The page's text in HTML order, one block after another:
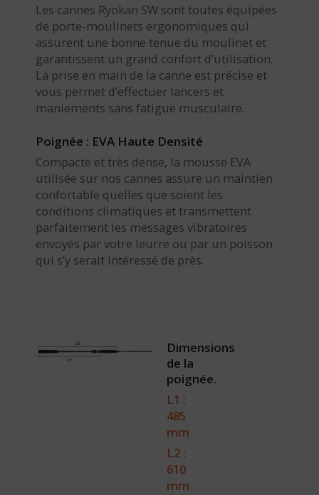
Les cannes Ryokan SW sont toutes équipées
de porte-moulinets ergonomiques qui
assurent une bonne tenue du moulinet et
garantissent un grand confort d’utilisation.
La prise en main de la canne est précise et
vous permet d’effectuer lancers et
maniements sans fatigue musculaire.
Poignée : EVA Haute Densité
Compacte et très dense, la mousse EVA
utilisée sur nos cannes assure un maintien
confortable quelles que soient les
conditions climatiques et transmettent
parfaitement les messages vibratoires
envoyés par votre leurre ou par un poisson
qui s’y serait intéressé de près.
Dimensions
de la
poignée.
L1 :
485
mm
L2 :
610
mm